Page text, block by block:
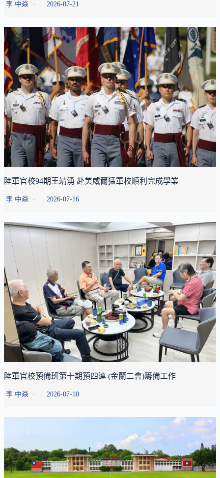
李 中焱 2026-07-21
陸軍官校94期王靖湧 赴美威爾猛軍校順利完成學業
李 中焱 2026-07-16
陸軍官校預備班第十期預四連 (金蘭二會)籌備工作
李 中焱 2026-07-10